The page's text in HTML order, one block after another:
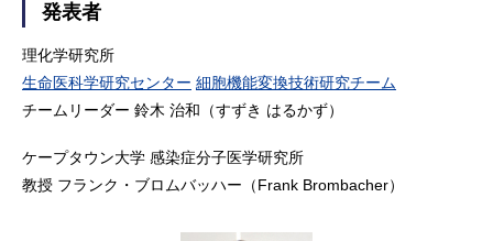
発表者
理化学研究所
生命医科学研究センター 細胞機能変換技術研究チーム
チームリーダー 鈴木 治和（すずき はるかず）
ケープタウン大学 感染症分子医学研究所
教授 フランク・ブロムバッハー（Frank Brombacher）